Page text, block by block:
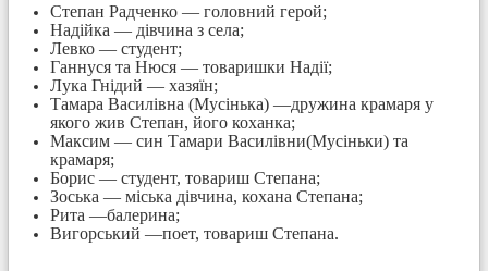
Степан Радченко — головний герой;
Надійка — дівчина з села;
Левко — студент;
Ганнуся та Нюся — товаришки Надії;
Лука Гнідий — хазяїн;
Тамара Василівна (Мусінька) —дружина крамаря у
якого жив Степан, його коханка;
Максим — син Тамари Василівни(Мусіньки) та
крамаря;
Борис — студент, товариш Степана;
Зоська — міська дівчина, кохана Степана;
Рита —балерина;
Вигорський —поет, товариш Степана.